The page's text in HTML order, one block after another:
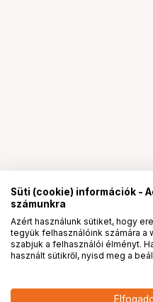
PRO
Süti (cookie) információk -
számunkra
Azért használunk sütiket, hogy
tegyük felhasználóink számára a
szabjuk a felhasználói élményt.
használt sütikről, nyisd meg a